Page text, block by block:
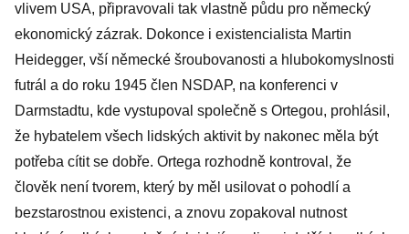
vlivem USA, připravovali tak vlastně půdu pro německý
ekonomický zázrak. Dokonce i existencialista Martin
Heidegger, vší německé šroubovanosti a hlubokomyslnosti
futrál a do roku 1945 člen NSDAP, na konferenci v
Darmstadtu, kde vystupoval společně s Ortegou, prohlásil,
že hybatelem všech lidských aktivit by nakonec měla být
potřeba cítit se dobře. Ortega rozhodně kontroval, že
člověk není tvorem, který by měl usilovat o pohodlí a
bezstarostnou existenci, a znovu zopakoval nutnost